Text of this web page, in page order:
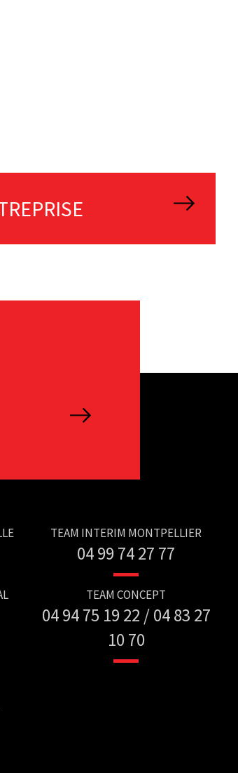
TEAM INTERIM MONTPELLIER
04 99 74 27 77
TEAM CONCEPT
04 94 75 19 22 / 04 83 27
10 70